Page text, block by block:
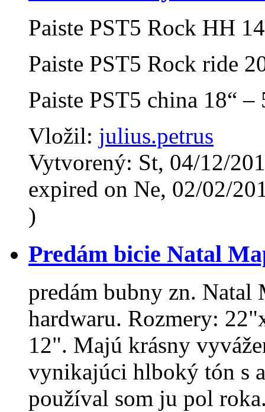
Paiste PST5 Rock HH
Paiste PST5 Rock ride
Paiste PST5 china 18“ –
Vložil: julius.petrus
Vytvorený: St, 04/12/
expired on Ne, 02/02/
)
Predám bicie Natal
predám bubny zn. Natal
hardwaru. Rozmery:
12". Majú krásny
vynikajúci hlboký tón s
používal som ju pol